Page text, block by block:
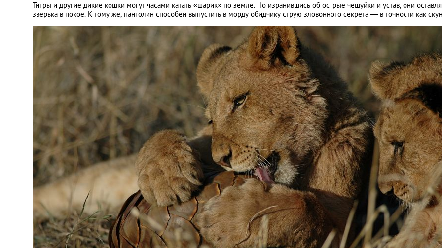
Тигры и другие дикие кошки могут часами катать «шарик» по земле. Но изранившись об острые чешуйки и устав, они
зверька в покое. К тому же, панголин способен выпустить в морду обидчику струю зловонного секрета ― в точности как